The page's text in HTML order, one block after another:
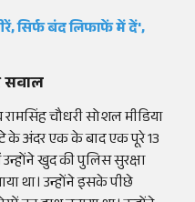
सिर्फ बंद लिफाफें में दें',
सवाल
चौधरी सोशल मीडिया
के अंदर एक के बाद एक पूरे 13
खुद की पुलिस सुरक्षा
था। उन्होंने इसके पीछे